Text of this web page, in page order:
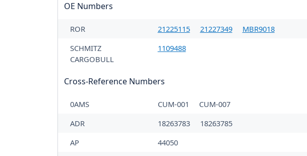
OE Numbers
ROR 21225115 21227349
MBR9018
SCHMITZ
CARGOBULL
1109488
Cross-Reference Numbers
0AMS CUM-001
CUM-007
ADR
18263783
18263785
AP
44050